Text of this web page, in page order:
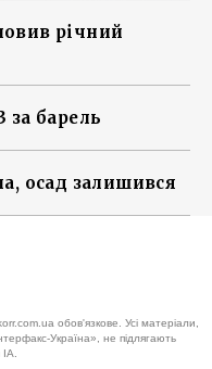
річний
за барель
осад залишився
обов'язкове. Усі матеріали,
Україна», не підлягають